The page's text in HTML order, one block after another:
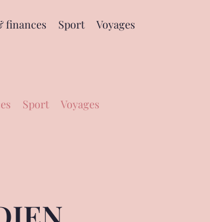
finances Sport Voyages
Sport Voyages